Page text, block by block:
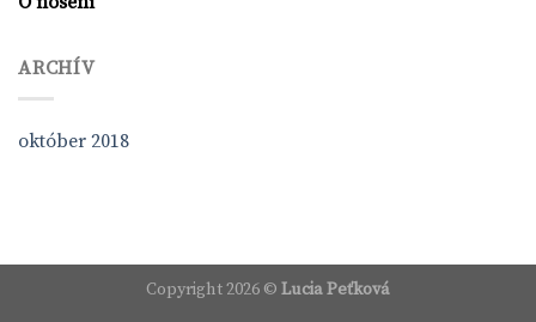
ARCHÍV
október 2018
Copyright 2026 © Lucia Peťková